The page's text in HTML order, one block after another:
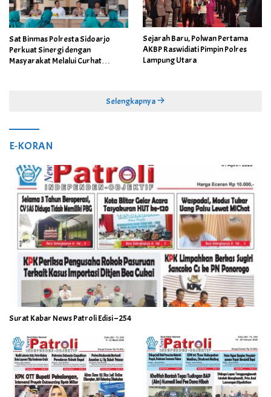
Sat Binmas Polresta Sidoarjo
Perkuat Sinergi dengan
Masyarakat Melalui Curhat
Sejarah Baru, Polwan Pertama
AKBP Raswidiati Pimpin Polres
Lampung Utara
Selengkapnya
E-KORAN
Surat Kabar News Patroli Edisi – 254